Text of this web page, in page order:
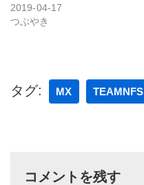
2019-04-17
つぶやき
タグ: MX TEAMNFS
コメントを残す